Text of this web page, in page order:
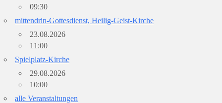
09:30
mittendrin-Gottesdienst, Heilig-Geist-Kirche
23.08.2026
11:00
Spielplatz-Kirche
29.08.2026
10:00
alle Veranstaltungen